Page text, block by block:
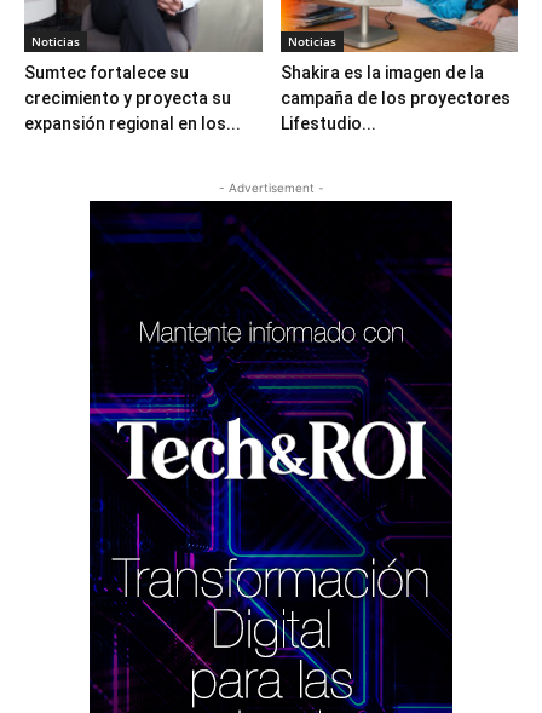
Noticias
Sumtec fortalece su
crecimiento y proyecta su
expansión regional en los...
Noticias
Shakira es la imagen de la
campaña de los proyectores
Lifestudio...
- Advertisement -